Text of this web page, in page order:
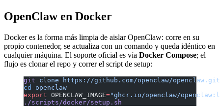
OpenClaw en Docker
Docker es la forma más limpia de aislar OpenClaw: corre en su
propio contenedor, se actualiza con un comando y queda idéntico en
cualquier máquina. El soporte oficial es vía Docker Compose; el
flujo es clonar el repo y correr el script de setup:
git clone https://github.com/openclaw/openclaw.git
cd
openclaw
export OPENCLAW_IMAGE="ghcr.io/openclaw/
./scripts/docker/setup.sh